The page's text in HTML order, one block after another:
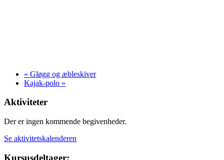
« Gløgg og æbleskiver
Kajak-polo »
Aktiviteter
Der er ingen kommende begivenheder.
Se aktivitetskalenderen
Kursusdeltager: